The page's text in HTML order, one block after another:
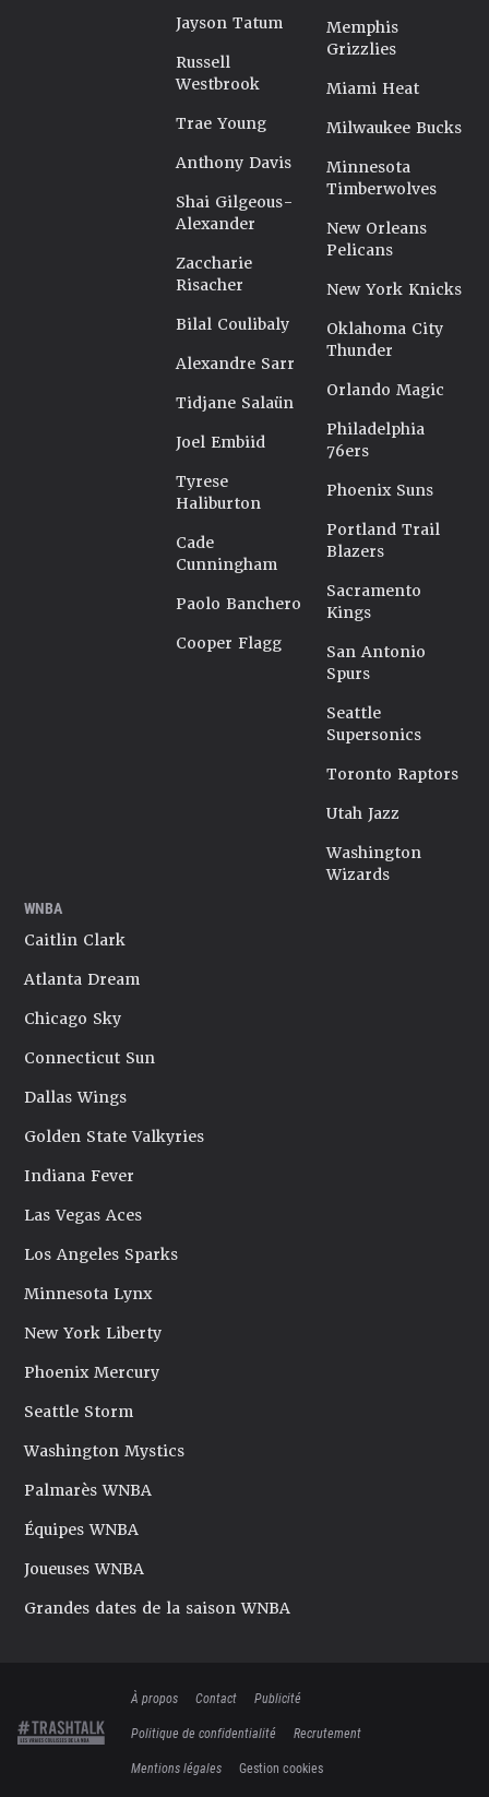
Jayson Tatum
Russell
Westbrook
Trae Young
Anthony Davis
Shai Gilgeous-
Alexander
Zaccharie
Risacher
Bilal Coulibaly
Alexandre Sarr
Tidjane Salaün
Joel Embiid
Tyrese
Haliburton
Cade
Cunningham
Paolo Banchero
Cooper Flagg
Memphis
Grizzlies
Miami Heat
Milwaukee Bucks
Minnesota
Timberwolves
New Orleans
Pelicans
New York Knicks
Oklahoma City
Thunder
Orlando Magic
Philadelphia
76ers
Phoenix Suns
Portland Trail
Blazers
Sacramento
Kings
San Antonio
Spurs
Seattle
Supersonics
Toronto Raptors
Utah Jazz
Washington
Wizards
WNBA
Caitlin Clark
Atlanta Dream
Chicago Sky
Connecticut Sun
Dallas Wings
Golden State Valkyries
Indiana Fever
Las Vegas Aces
Los Angeles Sparks
Minnesota Lynx
New York Liberty
Phoenix Mercury
Seattle Storm
Washington Mystics
Palmarès WNBA
Équipes WNBA
Joueuses WNBA
Grandes dates de la saison WNBA
À propos Contact
Publicité
Politique de confidentialité
Recrutement
Mentions légales
Gestion cookies